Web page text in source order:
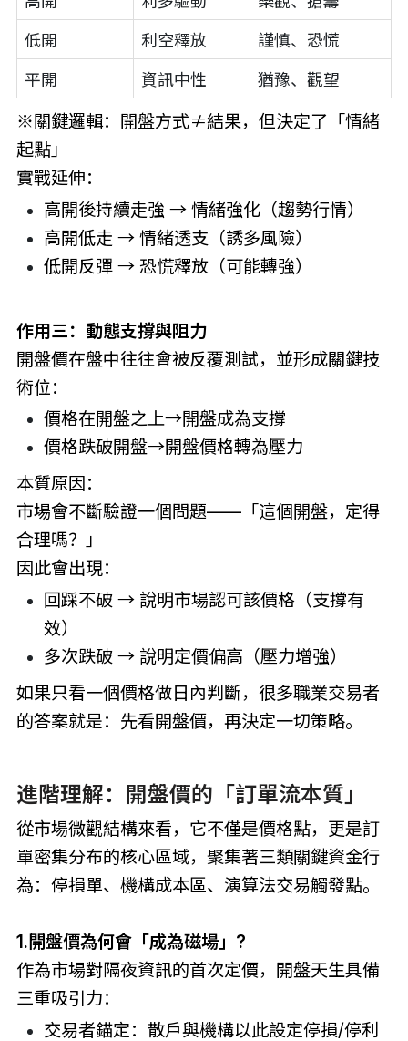
低開 利空釋放 謹慎、恐慌
平開 資訊中性 猶豫、觀望
※關鍵邏輯：開盤方式≠結果，但決定了「情緒
起點」
實戰延伸：
高開後持續走強 → 情緒強化（趨勢行情）
高開低走 → 情緒透支（誘多風險）
低開反彈 → 恐慌釋放（可能轉強）
作用三：動態支撐與阻力
開盤價在盤中往往會被反覆測試，並形成關鍵技
術位：
價格在開盤之上→開盤成為支撐
價格跌破開盤→開盤價格轉為壓力
本質原因：
市場會不斷驗證一個問題——「這個開盤，定得
合理嗎？」
因此會出現：
回踩不破 → 說明市場認可該價格（支撐有
效）
多次跌破 → 說明定價偏高（壓力增強）
如果只看一個價格做日內判斷，很多職業交易者
的答案就是：先看開盤價，再決定一切策略。
進階理解：開盤價的「訂單流本質」
從市場微觀結構來看，它不僅是價格點，更是訂
單密集分布的核心區域，聚集著三類關鍵資金行
為：停損單、機構成本區、演算法交易觸發點。
1.開盤價為何會「成為磁場」?
作為市場對隔夜資訊的首次定價，開盤天生具備
三重吸引力：
交易者錨定：散戶與機構以此設定停損/停利